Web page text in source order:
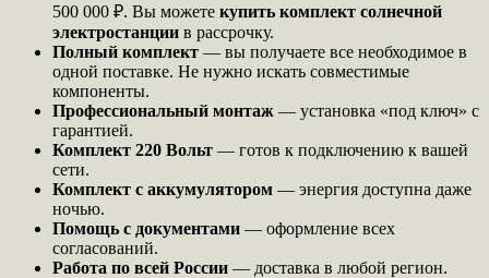
500 000 ₽. Вы можете купить комплект солнечной
электростанции в рассрочку.
Полный комплект — вы получаете все необходимое в
одной поставке. Не нужно искать совместимые
компоненты.
Профессиональный монтаж — установка «под ключ» с
гарантией.
Комплект 220 Вольт — готов к подключению к вашей
сети.
Комплект с аккумулятором — энергия доступна даже
ночью.
Помощь с документами — оформление всех
согласований.
Работа по всей России — доставка в любой регион.